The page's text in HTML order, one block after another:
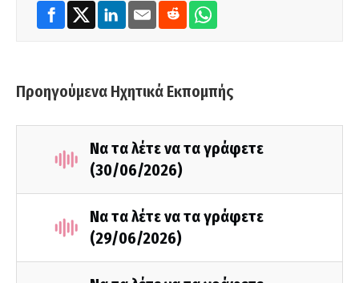
Προηγούμενα Ηχητικά Εκπομπής
Να τα λέτε να τα γράφετε
(30/06/2026)
Να τα λέτε να τα γράφετε
(29/06/2026)